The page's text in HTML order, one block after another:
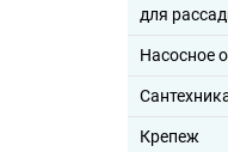
для
Насосное
Крепеж